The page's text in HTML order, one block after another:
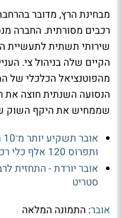
מבחינת הרץ, מדובר
רכבים מסורתית. החברה
שירותי תשתית לתעשיית
הקיים שלה בניהול צי.
מהפוטנציאל הכלכלי של
שממחיש את היקף השוק
ותפרוס 120 אלף כלי רכב אוטונומיים
אובר יורדת - התחזית
סטריט
אובר: התמונה המלאה